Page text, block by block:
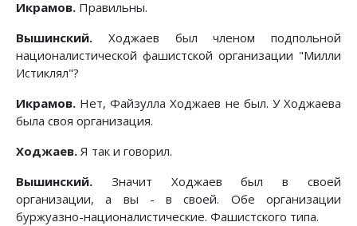
Икрамов. Правильны.
Вышинский. Ходжаев был членом подпольной
националистической фашистской организации "Милли
Истиклял"?
Икрамов. Нет, Файзулла Ходжаев не был. У Ходжаева
была своя организация.
Ходжаев. Я так и говорил.
Вышинский. Значит Ходжаев был в своей
организации, а вы - в своей. Обе организации
буржуазно-националистические. Фашистского типа.